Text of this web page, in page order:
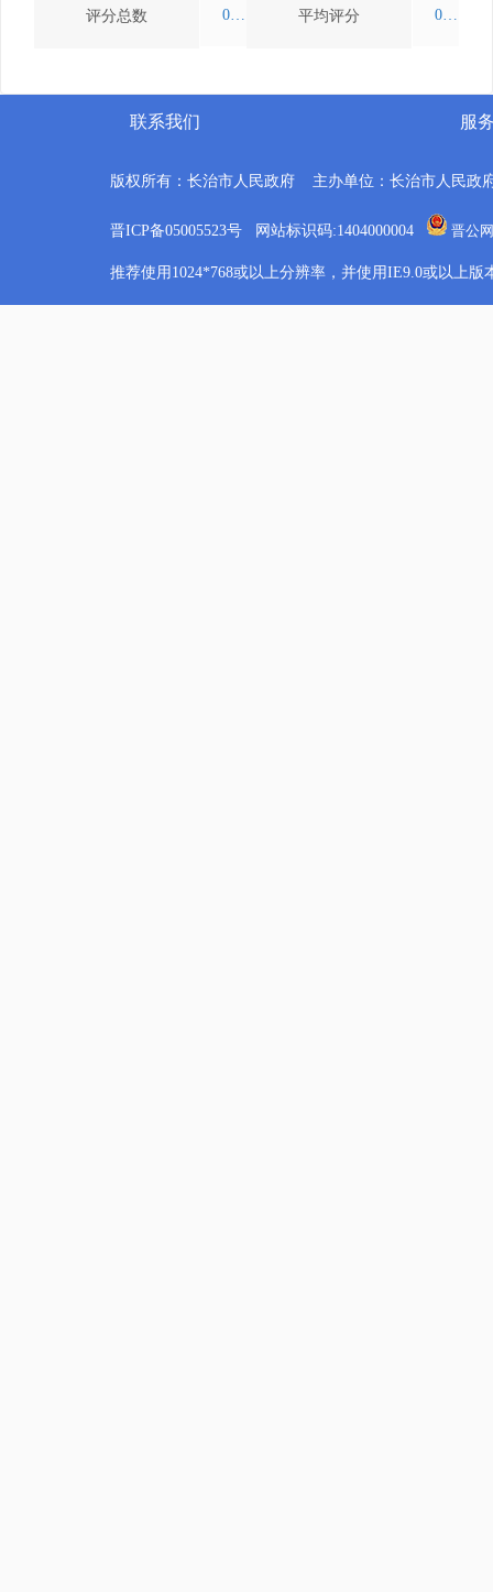
评分总数 0 平均评分 0.0
联系我们 服
版权所有：长治市人民政府 主办单位：长治市人民
晋ICP备05005523号 网站标识码:1404000004 晋公
推荐使用1024*768或以上分辨率，并使用IE9.0或以上